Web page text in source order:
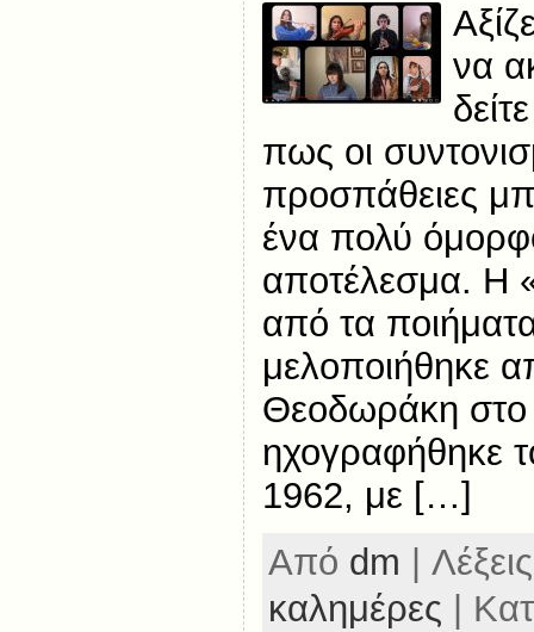
να
πως οι
προσπάθειες
ένα πολύ
αποτέλεσμα. Η
από τα
μελοποιήθηκε
Θεοδωράκη στο
ηχογραφήθηκε
1962, με […]
Από dm |
καλημέρες |